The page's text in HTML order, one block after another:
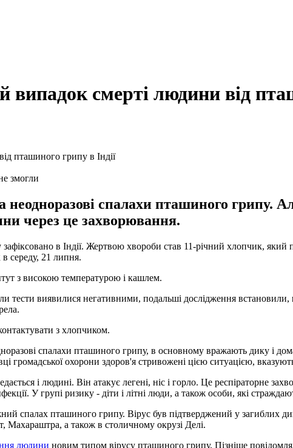
смерті людини від
змогли
неодноразові спалахи пташиного грипу.
через це захворювання.
в Індії. Жертвою хвороби став 11-річний хлопчик, який
середу, 21 липня.
з високою температурою і кашлем.
виявилися негативними, подальші дослідження встановили,
з хлопчиком.
спалахи пташиного грипу, в основному вражають дику і
громадської охорони здоров'я стривожені цією ситуацією,
і людині. Він атакує легені, ніс і горло. Це респіраторне
У групі ризику - діти і літні люди, а також особи, які
спалах пташиного грипу. Вірус був підтверджений у
а також в столичному окрузі Делі.
людини новим типом вірусу пташиного грипу. Пізніше